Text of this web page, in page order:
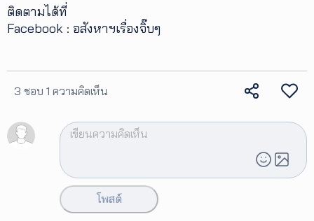
ติดตามได้ที่
Facebook : อสังหาฯเรื่องจิ๊บๆ
3 ชอบ 1 ความคิดเห็น
โพสต์